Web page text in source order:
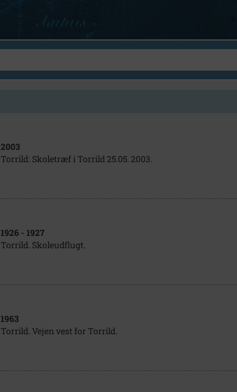
2003
Torrild: Skoletræf i Torrild 25.05. 2003.
1926 - 1927
Torrild. Skoleudflugt.
1963
Torrild. Vejen vest for Torrild.